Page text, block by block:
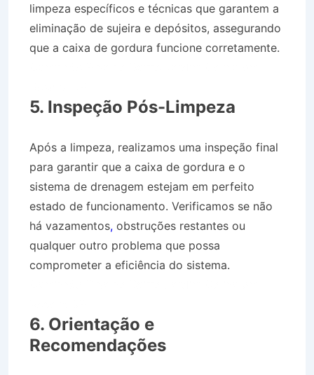
limpeza específicos e técnicas que garantem a
eliminação de sujeira e depósitos, assegurando
que a caixa de gordura funcione corretamente.
5. Inspeção Pós-Limpeza
Após a limpeza, realizamos uma inspeção final
para garantir que a caixa de gordura e o
sistema de drenagem estejam em perfeito
estado de funcionamento. Verificamos se não
há vazamentos, obstruções restantes ou
qualquer outro problema que possa
comprometer a eficiência do sistema.
6. Orientação e
Recomendações